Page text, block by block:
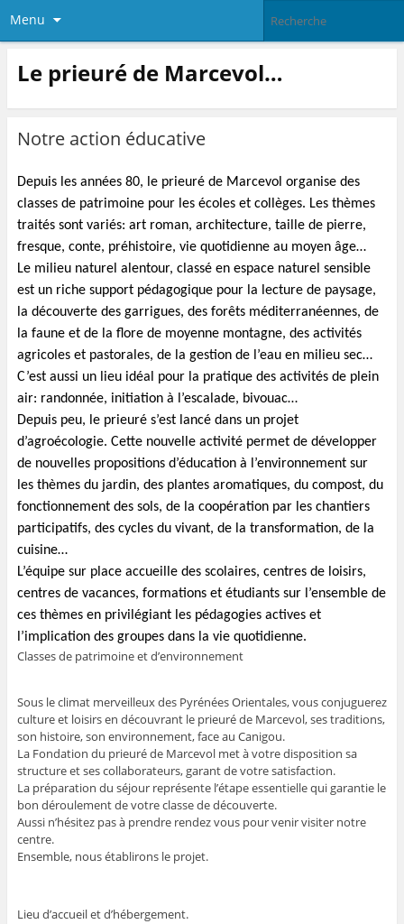
Menu
Le prieuré de Marcevol…
Notre action éducative
Depuis les années 80, le prieuré de Marcevol organise des
classes de patrimoine pour les écoles et collèges. Les thèmes
traités sont variés: art roman, architecture, taille de pierre,
fresque, conte, préhistoire, vie quotidienne au moyen âge…
Le milieu naturel alentour, classé en espace naturel sensible
est un riche support pédagogique pour la lecture de paysage,
la découverte des garrigues, des forêts méditerranéennes, de
la faune et de la flore de moyenne montagne, des activités
agricoles et pastorales, de la gestion de l’eau en milieu sec…
C’est aussi un lieu idéal pour la pratique des activités de plein
air: randonnée, initiation à l’escalade, bivouac…
Depuis peu, le prieuré s’est lancé dans un projet
d’agroécologie. Cette nouvelle activité permet de développer
de nouvelles propositions d’éducation à l’environnement sur
les thèmes du jardin, des plantes aromatiques, du compost, du
fonctionnement des sols, de la coopération par les chantiers
participatifs, des cycles du vivant, de la transformation, de la
cuisine…
L’équipe sur place accueille des scolaires, centres de loisirs,
centres de vacances, formations et étudiants sur l’ensemble de
ces thèmes en privilégiant les pédagogies actives et
l’implication des groupes dans la vie quotidienne.
Classes de patrimoine et d’environnement
Sous le climat merveilleux des Pyrénées Orientales, vous conjuguerez
culture et loisirs en découvrant le prieuré de Marcevol, ses traditions,
son histoire, son environnement, face au Canigou.
La Fondation du prieuré de Marcevol met à votre disposition sa
structure et ses collaborateurs, garant de votre satisfaction.
La préparation du séjour représente l’étape essentielle qui garantie le
bon déroulement de votre classe de découverte.
Aussi n’hésitez pas à prendre rendez vous pour venir visiter notre
centre.
Ensemble, nous établirons le projet.
Lieu d’accueil et d’hébergement.